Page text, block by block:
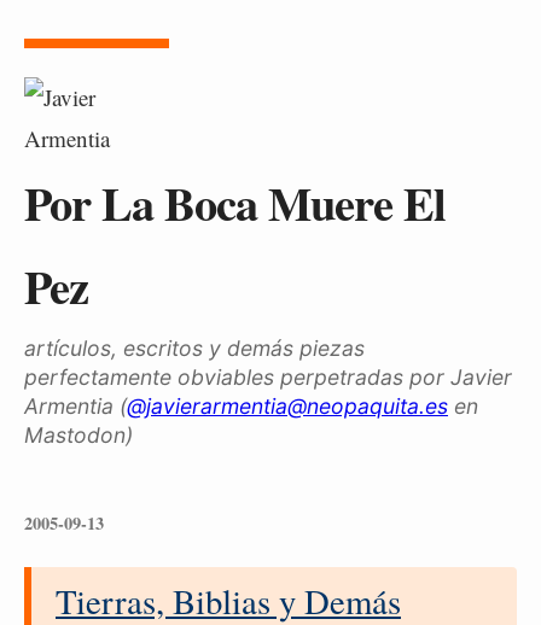
Por La Boca Muere El
Pez
artículos, escritos y demás piezas
perfectamente obviables perpetradas por Javier
Armentia (@javierarmentia@neopaquita.es en
Mastodon)
2005-09-13
Tierras, Biblias y Demás